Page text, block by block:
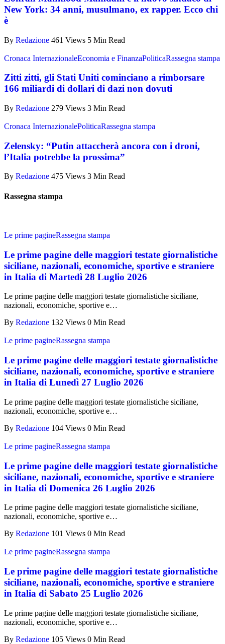
New York: 34 anni, musulmano, ex rapper. Ecco chi
è
By Redazione 461 Views 5 Min Read
Cronaca InternazionaleEconomia e FinanzaPoliticaRassegna stampa
Zitti zitti, gli Stati Uniti cominciano a rimborsare
166 miliardi di dollari di dazi non dovuti
By Redazione 279 Views 3 Min Read
Cronaca InternazionalePoliticaRassegna stampa
Zelensky: “Putin attaccherà ancora con i droni,
l’Italia potrebbe la prossima”
By Redazione 475 Views 3 Min Read
Rassegna stampa
Le prime pagineRassegna stampa
Le prime pagine delle maggiori testate giornalistiche
siciliane, nazionali, economiche, sportive e straniere
in Italia di Martedì 28 Luglio 2026
Le prime pagine delle maggiori testate giornalistiche siciliane,
nazionali, economiche, sportive e…
By Redazione 132 Views 0 Min Read
Le prime pagineRassegna stampa
Le prime pagine delle maggiori testate giornalistiche
siciliane, nazionali, economiche, sportive e straniere
in Italia di Lunedì 27 Luglio 2026
Le prime pagine delle maggiori testate giornalistiche siciliane,
nazionali, economiche, sportive e…
By Redazione 104 Views 0 Min Read
Le prime pagineRassegna stampa
Le prime pagine delle maggiori testate giornalistiche
siciliane, nazionali, economiche, sportive e straniere
in Italia di Domenica 26 Luglio 2026
Le prime pagine delle maggiori testate giornalistiche siciliane,
nazionali, economiche, sportive e…
By Redazione 101 Views 0 Min Read
Le prime pagineRassegna stampa
Le prime pagine delle maggiori testate giornalistiche
siciliane, nazionali, economiche, sportive e straniere
in Italia di Sabato 25 Luglio 2026
Le prime pagine delle maggiori testate giornalistiche siciliane,
nazionali, economiche, sportive e…
By Redazione 105 Views 0 Min Read